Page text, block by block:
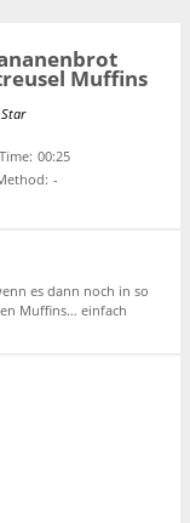
Muffins
00:25
-
es dann noch in so
Muffins… einfach